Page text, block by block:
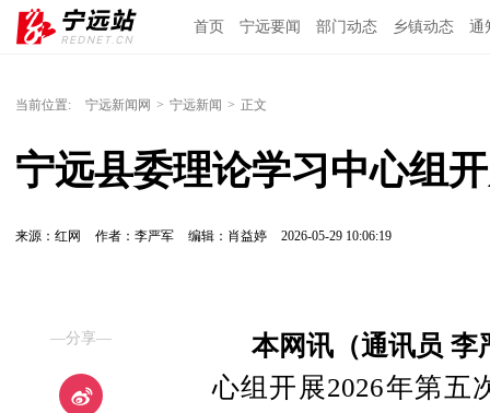
首页 宁远要闻 部门动态 乡镇动态 通
当前位置: 宁远新闻网 > 宁远新闻 > 正文
宁远县委理论学习中心组
来源：红网 作者：李严军 编辑：肖益婷 2026-05-29 10:06:19
—分享—
本网讯（通讯员 李
心组开展2026年第五